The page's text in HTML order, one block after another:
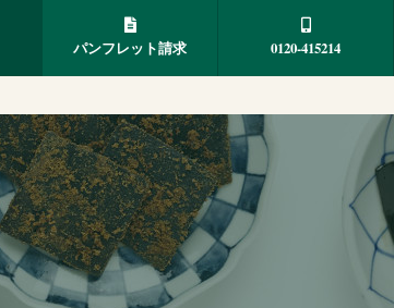
パンフレット請求 0120-415214